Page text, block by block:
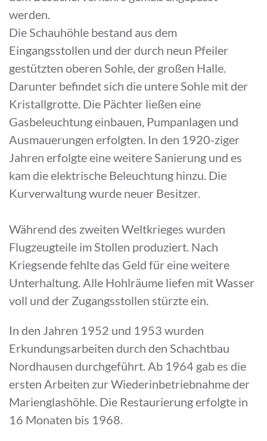
werden.
Die Schauhöhle bestand aus dem
Eingangsstollen und der durch neun Pfeiler
gestützten oberen Sohle, der großen Halle.
Darunter befindet sich die untere Sohle mit der
Kristallgrotte. Die Pächter ließen eine
Gasbeleuchtung einbauen, Pumpanlagen und
Ausmauerungen erfolgten. In den 1920-ziger
Jahren erfolgte eine weitere Sanierung und es
kam die elektrische Beleuchtung hinzu. Die
Kurverwaltung wurde neuer Besitzer.
Während des zweiten Weltkrieges wurden
Flugzeugteile im Stollen produziert. Nach
Kriegsende fehlte das Geld für eine weitere
Unterhaltung. Alle Hohlräume liefen mit Wasser
voll und der Zugangsstollen stürzte ein.
In den Jahren 1952 und 1953 wurden
Erkundungsarbeiten durch den Schachtbau
Nordhausen durchgeführt. Ab 1964 gab es die
ersten Arbeiten zur Wiederinbetriebnahme der
Marienglashöhle. Die Restaurierung erfolgte in
16 Monaten bis 1968.